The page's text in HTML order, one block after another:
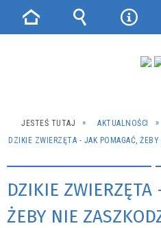
JESTEŚ TUTAJ AKTUALNOŚCI
DZIKIE ZWIERZĘTA - JAK POMAGAĆ,
DZIKIE ZWIERZĘTA
ŻEBY NIE
Strona